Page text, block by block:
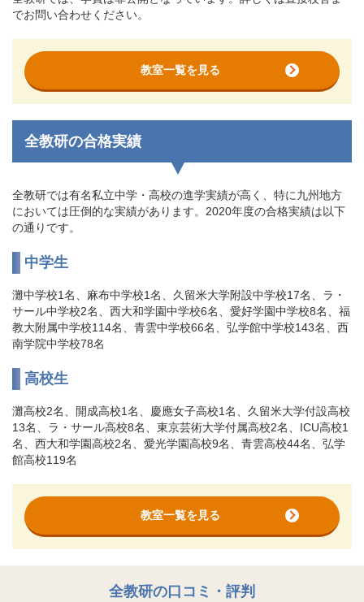
でお問い合わせください。
教室一覧を見る
全教研の合格実績
全教研では有名私立中学・高校の進学実績が高く、特に九州地方
においては圧倒的な実績があります。2020年度の合格実績は以下
の通りです。
中学生
灘中学校1名、麻布中学校1名、久留米大学附設中学校17名、ラ・
サール中学校2名、西大和学園中学校6名、愛好学園中学校8名、福
教大附属中学校114名、青雲中学校66名、弘学館中学校143名、西
南学院中学校78名
高校生
灘高校2名、開成高校1名、慶應女子高校1名、久留米大学付設高校
13名、ラ・サール高校8名、東京芸術大学付属高校2名、ICU高校1
名、西大和学園高校2名、愛光学園高校9名、青雲高校44名、弘学
館高校119名
教室一覧を見る
全教研の口コミ・評判